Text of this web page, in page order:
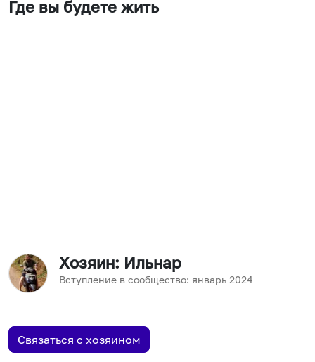
Где вы будете жить
Хозяин: Ильнар
Вступление в сообщество: январь 2024
Связаться с хозяином